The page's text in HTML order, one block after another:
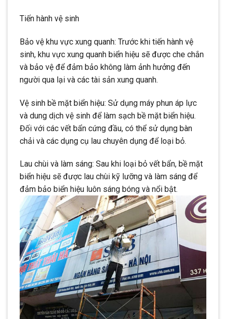
Tiến hành vệ sinh
Bảo vệ khu vực xung quanh: Trước khi tiến hành vệ
sinh, khu vực xung quanh biển hiệu sẽ được che chắn
và bảo vệ để đảm bảo không làm ảnh hưởng đến
người qua lại và các tài sản xung quanh.
Vệ sinh bề mặt biển hiệu: Sử dụng máy phun áp lực
và dung dịch vệ sinh để làm sạch bề mặt biển hiệu.
Đối với các vết bẩn cứng đầu, có thể sử dụng bàn
chải và các dụng cụ lau chuyên dụng để loại bỏ.
Lau chùi và làm sáng: Sau khi loại bỏ vết bẩn, bề mặt
biển hiệu sẽ được lau chùi kỹ lưỡng và làm sáng để
đảm bảo biển hiệu luôn sáng bóng và nổi bật.